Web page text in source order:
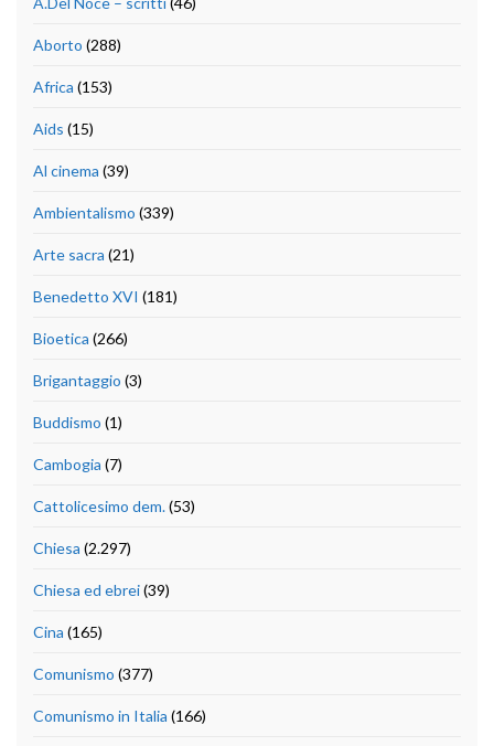
Aborto (288)
Africa (153)
Aids (15)
Al cinema (39)
Ambientalismo (339)
Arte sacra (21)
Benedetto XVI (181)
Bioetica (266)
Brigantaggio (3)
Buddismo (1)
Cambogia (7)
Cattolicesimo dem.(53)
Chiesa (2.297)
Chiesa ed ebrei(39)
Cina (165)
Comunismo (377)
Comunismo in Italia (166)